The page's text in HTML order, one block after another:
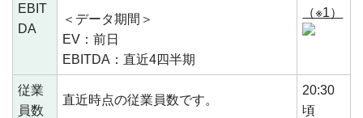
EBIT
DA
＜データ期間＞
EV：前日
EBITDA：直近4四半期
（※1）
従業
員数
直近時点の従業員数です。
20:30
頃